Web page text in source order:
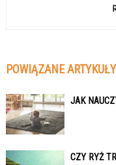
POWIĄZANE ARTYKUŁY
JAK
CZY RYŻ